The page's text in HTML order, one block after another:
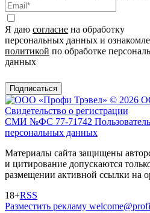
Я даю согласие на обработку
персональных данных и
политикой по обработке
данных
Подписаться
© 2026
Свидетельство о регистрации
СМИ №ФС 77-71742
персональных данных
Материалы сайта защищены
и цитирование допускаются
размещении активной ссылки на
18+RSS
Разместить рекламу